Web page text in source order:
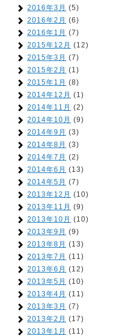
2016年3月 (5)
2016年2月 (6)
2016年1月 (7)
2015年12月 (12)
2015年3月 (7)
2015年2月 (1)
2015年1月 (8)
2014年12月 (1)
2014年11月 (2)
2014年10月 (9)
2014年9月 (3)
2014年8月 (3)
2014年7月 (2)
2014年6月 (13)
2014年5月 (7)
2013年12月 (10)
2013年11月 (9)
2013年10月 (10)
2013年9月 (9)
2013年8月 (13)
2013年7月 (11)
2013年6月 (12)
2013年5月 (10)
2013年4月 (11)
2013年3月 (7)
2013年2月 (17)
2013年1月 (11)